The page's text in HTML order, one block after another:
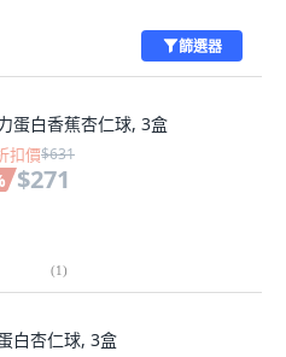
篩選器
蛋白香蕉杏仁球, 3盒
扣價$631
$271
(1)
白杏仁球, 3盒